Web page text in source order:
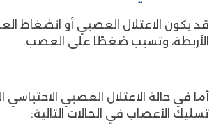
قد يكون الاعتلال العصبي أو انضغاط
الأربطة، وتسبب ضغطًا على العصب.
أما في حالة الاعتلال العصبي
تسليك الأعصاب في الحالات التالية: